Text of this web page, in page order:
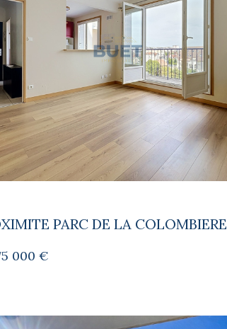
voir le
bien
PARC DE LA COLOMBIERE
000 €